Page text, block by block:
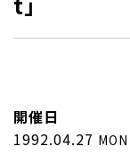
開催日
1992.04.27 MON